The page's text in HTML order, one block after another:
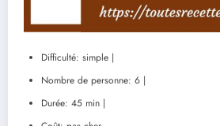
Difficulté: simple |
Nombre de personne: 6 |
Durée: 45 min |